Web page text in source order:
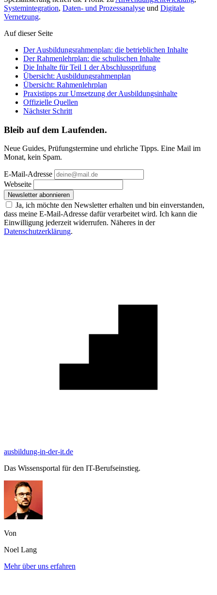
Systemintegration, Daten- und Prozessanalyse und Digitale
Vernetzung.
Auf dieser Seite
Der Ausbildungsrahmenplan: die betrieblichen Inhalte
Der Rahmenlehrplan: die schulischen Inhalte
Die Inhalte für Teil 1 der Abschlussprüfung
Übersicht: Ausbildungsrahmenplan
Übersicht: Rahmenlehrplan
Praxistipps zur Umsetzung der Ausbildungsinhalte
Offizielle Quellen
Nächster Schritt
Bleib auf dem Laufenden.
Neue Guides, Prüfungstermine und ehrliche Tipps. Eine Mail im
Monat, kein Spam.
E-Mail-Adresse
Webseite
Newsletter abonnieren
Ja, ich möchte den Newsletter erhalten und bin einverstanden,
dass meine E-Mail-Adresse dafür verarbeitet wird. Ich kann die
Einwilligung jederzeit widerrufen. Näheres in der
Datenschutzerklärung.
ausbildung-in-der-it.de
Das Wissensportal für den IT-Berufseinstieg.
Von
Noel Lang
Mehr über uns erfahren